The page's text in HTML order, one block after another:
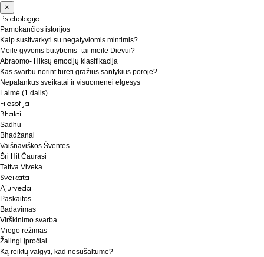
×
Psichologija
Pamokančios istorijos
Kaip susitvarkyti su negatyviomis mintimis?
Meilė gyvoms būtybėms- tai meilė Dievui?
Abraomo- Hiksų emocijų klasifikacija
Kas svarbu norint turėti gražius santykius poroje?
Nepalankus sveikatai ir visuomenei elgesys
Laimė (1 dalis)
Filosofija
Bhakti
Sādhu
Bhadžanai
Vaišnaviškos Šventės
Šri Hit Čaurasi
Tattva Viveka
Sveikata
Ajurveda
Paskaitos
Badavimas
Virškinimo svarba
Miego rėžimas
Žalingi įpročiai
Ką reiktų valgyti, kad nesušaltume?